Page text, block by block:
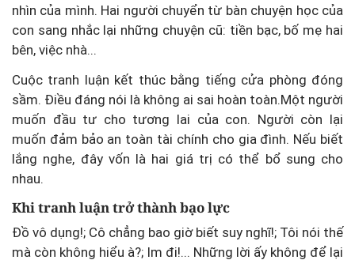
nhìn của mình. Hai người chuyển từ bàn chuyện học của
con sang nhắc lại những chuyện cũ: tiền bạc, bố mẹ hai
bên, việc nhà...
Cuộc tranh luận kết thúc bằng tiếng cửa phòng đóng
sầm. Điều đáng nói là không ai sai hoàn toàn.Một người
muốn đầu tư cho tương lai của con. Người còn lại
muốn đảm bảo an toàn tài chính cho gia đình. Nếu biết
lắng nghe, đây vốn là hai giá trị có thể bổ sung cho
nhau.
Khi tranh luận trở thành bạo lực
Đồ vô dụng!; Cô chẳng bao giờ biết suy nghĩ!; Tôi nói thế
mà còn không hiểu à?; Im đi!... Những lời ấy không để lại